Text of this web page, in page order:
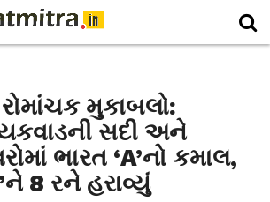
મુકાબલો:
સદી અને
ભારત ‘A’નો કમાલ,
8 રને હરાવ્યું